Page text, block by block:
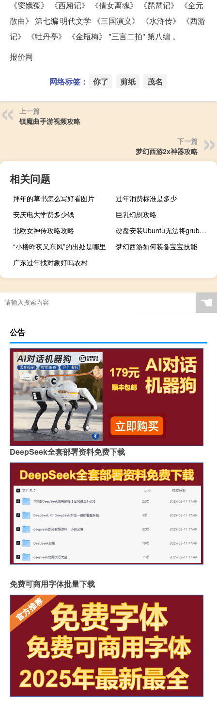
《窦娥冤》 《西厢记》 《倩女离魂》 《琵琶记》 《全元
散曲》 第七编 明代文学 《三国演义》 《水浒传》 《西游
记》 《牡丹亭》 《金瓶梅》 "三言二拍" 第八编 。
报价网
网络标签： 你了 剪纸 茂名
上一篇
镇魔曲手游视频攻略
下一篇
梦幻西游2x神器攻略
相关问题
拜年的草书怎么写好看图片
过年消费标准是多少
安庆电大学费多少钱
巨乳幻想攻略
北欧女神传攻略攻略
硬盘安装Ubuntu无法将grub安装到/dev/sda（硬盘安装ubuntu）
“小楼昨夜又东风”的出处是哪里
梦幻西游如何装备宝宝技能
广东过年找对象好吗农村
☚
公告
DeepSeek全套部署资料免费下载
免费可商用字体批量下载